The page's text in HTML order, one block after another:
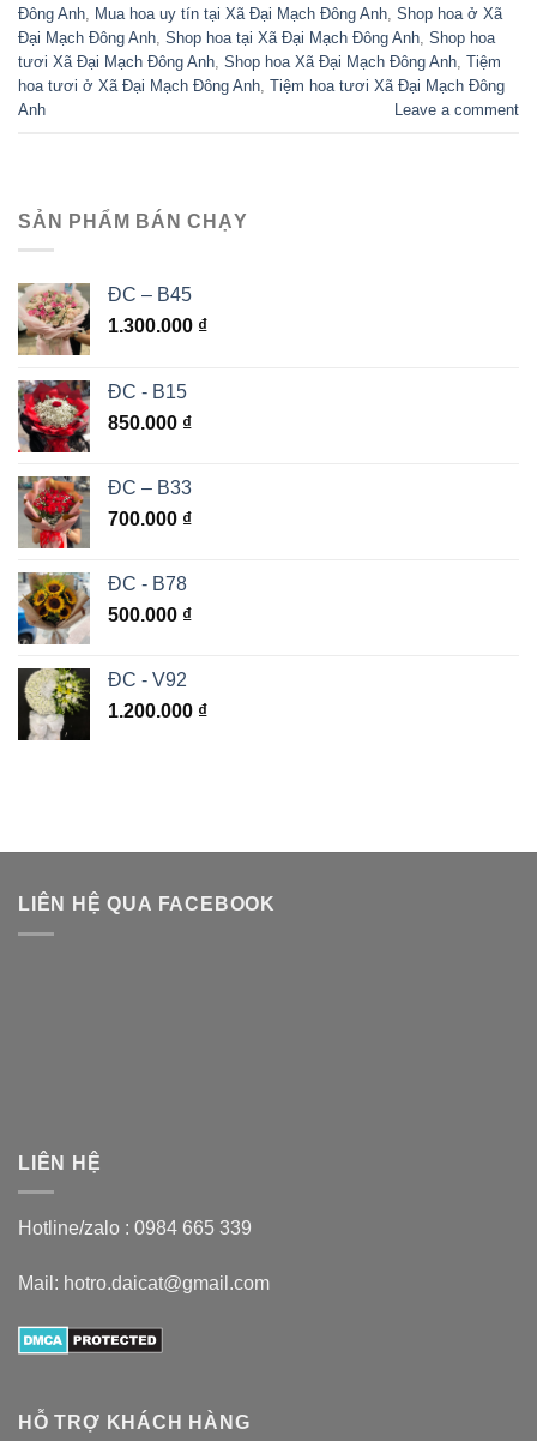
Đông Anh
Mua hoa uy tín tại Xã Đại Mạch Đông Anh Shop hoa ở Xã
Đại Mạch Đông Anh Shop hoa tại Xã Đại Mạch Đông Anh Shop hoa
tươi Xã Đại Mạch Đông Anh Shop hoa Xã Đại Mạch Đông Anh Tiệm
hoa tươi ở Xã Đại Mạch Đông Anh Tiệm hoa tươi Xã Đại Mạch Đông
Anh
Leave a comment
SẢN PHẨM BÁN CHẠY
ĐC – B45
1.300.000 ₫
ĐC - B15
850.000 ₫
ĐC – B33
700.000 ₫
ĐC - B78
500.000 ₫
ĐC - V92
1.200.000 ₫
LIÊN HỆ QUA FACEBOOK
LIÊN HỆ
Hotline/zalo : 0984 665 339
Mail: hotro.daicat@gmail.com
HỖ TRỢ KHÁCH HÀNG